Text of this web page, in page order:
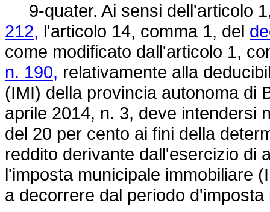
9-quater. Ai sensi dell'articolo
212, l'articolo 14, comma 1, del
come modificato dall'articolo 1,
n. 190, relativamente alla
(IMI) della provincia autonoma di
aprile 2014, n. 3, deve intendersi
del 20 per cento ai fini della
reddito derivante dall'esercizio di
l'imposta municipale immobiliare
a decorrere dal periodo